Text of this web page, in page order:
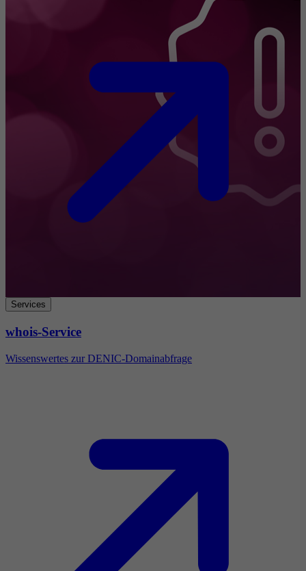
Services
whois-Service
Wissenswertes zur DENIC-Domainabfrage